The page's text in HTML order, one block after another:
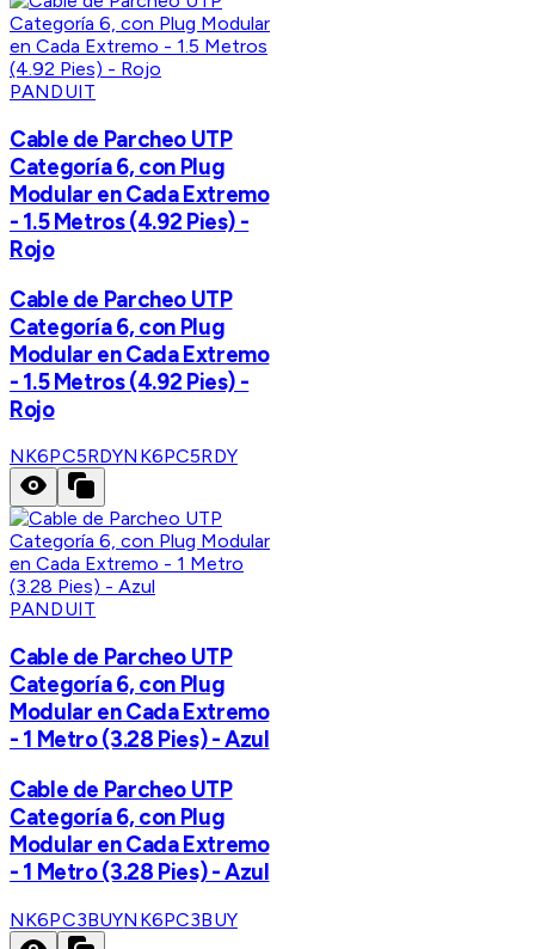
PANDUIT
Cable de Parcheo UTP
Categoría 6, con Plug
Modular en Cada Extremo
- 1.5 Metros (4.92 Pies) -
Rojo
Cable de Parcheo UTP
Categoría 6, con Plug
Modular en Cada Extremo
- 1.5 Metros (4.92 Pies) -
Rojo
NK6PC5RDYNK6PC5RDY
PANDUIT
Cable de Parcheo UTP
Categoría 6, con Plug
Modular en Cada Extremo
- 1 Metro (3.28 Pies) - Azul
Cable de Parcheo UTP
Categoría 6, con Plug
Modular en Cada Extremo
- 1 Metro (3.28 Pies) - Azul
NK6PC3BUYNK6PC3BUY